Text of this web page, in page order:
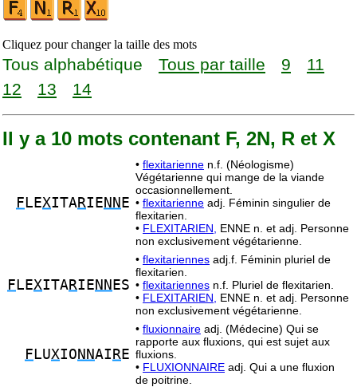
Cliquez pour changer la taille des mots
Tous alphabétique Tous par taille 9
11
12
13 14
Il y a 10 mots contenant F, 2N, R et X
F LEXITARIE NN E
• flexitarienne n.f. (Néologisme)
Végétarienne qui mange de la viande
occasionnellement.
• flexitarienne adj. Féminin singulier de
flexitarien.
• FLEXITARIEN,
ENNE n. et adj. Personne
non exclusivement végétarienne.
F LEXITARIE NN ES
• flexitariennes adj.f. Féminin pluriel de
flexitarien.
• flexitariennes n.f. Pluriel de flexitarien.
• FLEXITARIEN,
ENNE n. et adj. Personne
non exclusivement végétarienne.
F LUXIO NNAI RE
• fluxionnaire adj. (Médecine) Qui se
rapporte aux fluxions, qui est sujet aux
fluxions.
• FLUXIONNAIRE adj. Qui a une fluxion
de poitrine.